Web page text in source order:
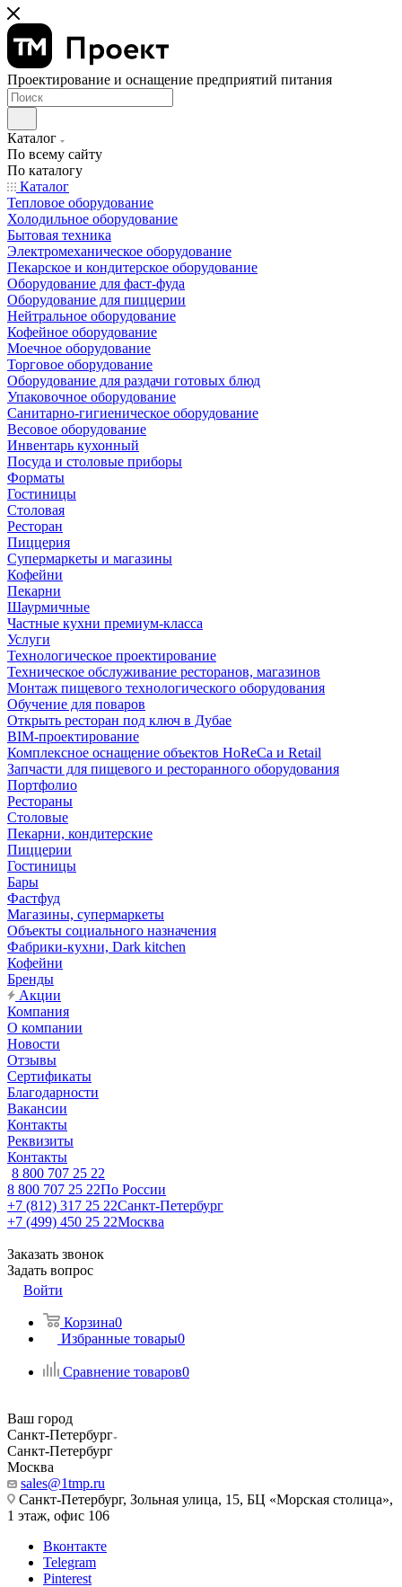
Проектирование и оснащение предприятий питания
Каталог
По всему сайту
По каталогу
Каталог
Тепловое оборудование
Холодильное оборудование
Бытовая техника
Электромеханическое оборудование
Пекарское и кондитерское оборудование
Оборудование для фаст-фуда
Оборудование для пиццерии
Нейтральное оборудование
Кофейное оборудование
Моечное оборудование
Торговое оборудование
Оборудование для раздачи готовых блюд
Упаковочное оборудование
Санитарно-гигиеническое оборудование
Весовое оборудование
Инвентарь кухонный
Посуда и столовые приборы
Форматы
Гостиницы
Столовая
Ресторан
Пиццерия
Супермаркеты и магазины
Кофейни
Пекарни
Шаурмичные
Частные кухни премиум-класса
Услуги
Технологическое проектирование
Техническое обслуживание ресторанов, магазинов
Монтаж пищевого технологического оборудования
Обучение для поваров
Открыть ресторан под ключ в Дубае
BIM-проектирование
Комплексное оснащение объектов HoReCa и Retail
Запчасти для пищевого и ресторанного оборудования
Портфолио
Рестораны
Столовые
Пекарни, кондитерские
Пиццерии
Гостиницы
Бары
Фастфуд
Магазины, супермаркеты
Объекты социального назначения
Фабрики-кухни, Dark kitchen
Кофейни
Бренды
Акции
Компания
О компании
Новости
Отзывы
Сертификаты
Благодарности
Вакансии
Контакты
Реквизиты
Контакты
8 800 707 25 22
8 800 707 25 22По России
+7 (812) 317 25 22Санкт-Петербург
+7 (499) 450 25 22Москва
Заказать звонок
Задать вопрос
Войти
Корзина0
Избранные товары0
Сравнение товаров0
Ваш город
Санкт-Петербург
Санкт-Петербург
Москва
sales@1tmp.ru
Санкт-Петербург, Зольная улица, 15, БЦ «Морская столица»,
1 этаж, офис 106
Вконтакте
Telegram
Pinterest